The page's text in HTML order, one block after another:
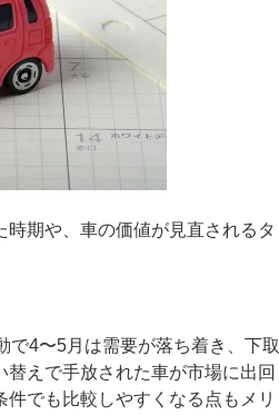
期や、車の価値が見直されるタ
で4〜5月は需要が落ち着き、下取
えで手放された車が市場に出回
でも比較しやすくなる点もメリ